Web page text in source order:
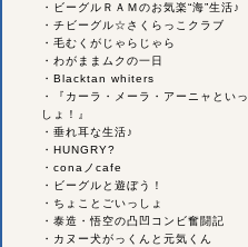
・
ビーグルＲＡＭのお気楽“海”生活♪
・ チビーグル☆さくらっこクラブ
・ 毛むくがじゃらじゃら
・ わがままムクの一日
・ Blacktan whiters
・
『カーラ・メーラ・アーニャといっ
しょ！』
・ 垂れ耳な生活♪
・ HUNGRY?
・ conaノcafe
・
ビーグルと遊ぼう！
・ ちょことごいっしょ
・ 泰造・悟空の凸凹コンビ奮闘記
・ カヌー犬がっくんと元気くん